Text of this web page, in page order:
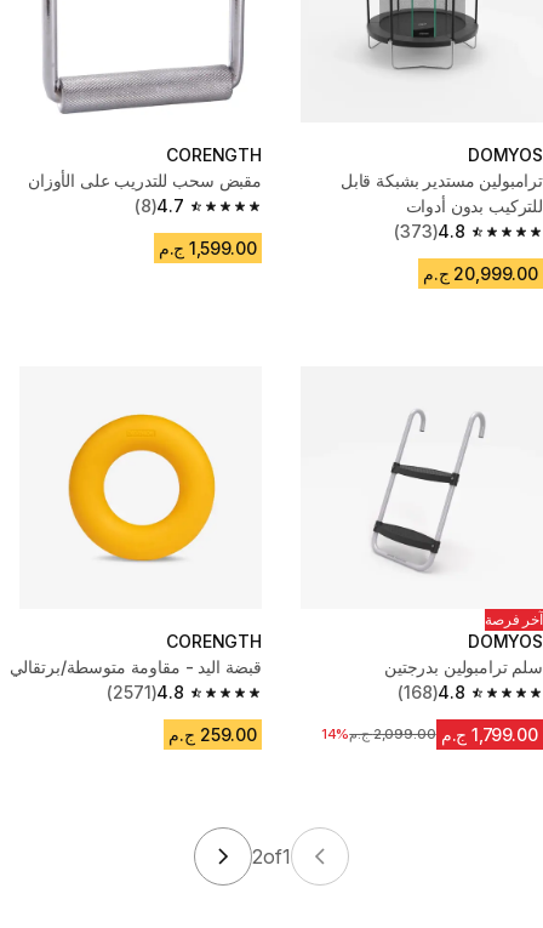
DOMYOS
ترامبولين مستدير بشبكة قابل
للتركيب بدون أدوات
4.8
4.8 out of 5 stars from 373 reviews
(373)
20,999.00 ج.م
CORENGTH
مقبض سحب للتدريب على الأوزان
4.7
4.7 out of 5 stars from 8 reviews
(8)
1,599.00 ج.م
آخر فرصة
DOMYOS
سلم ترامبولين بدرجتين
4.8
4.8 out of 5 stars from 168 reviews
(168)
1,799.00 ج.م السعر قبل التخفيض
2,099.00 ج.م 14%
CORENGTH
قبضة اليد - مقاومة متوسطة/برتقالي
4.8
4.8 out of 5 stars from 2571 reviews
(2571)
259.00 ج.م
1
of
2